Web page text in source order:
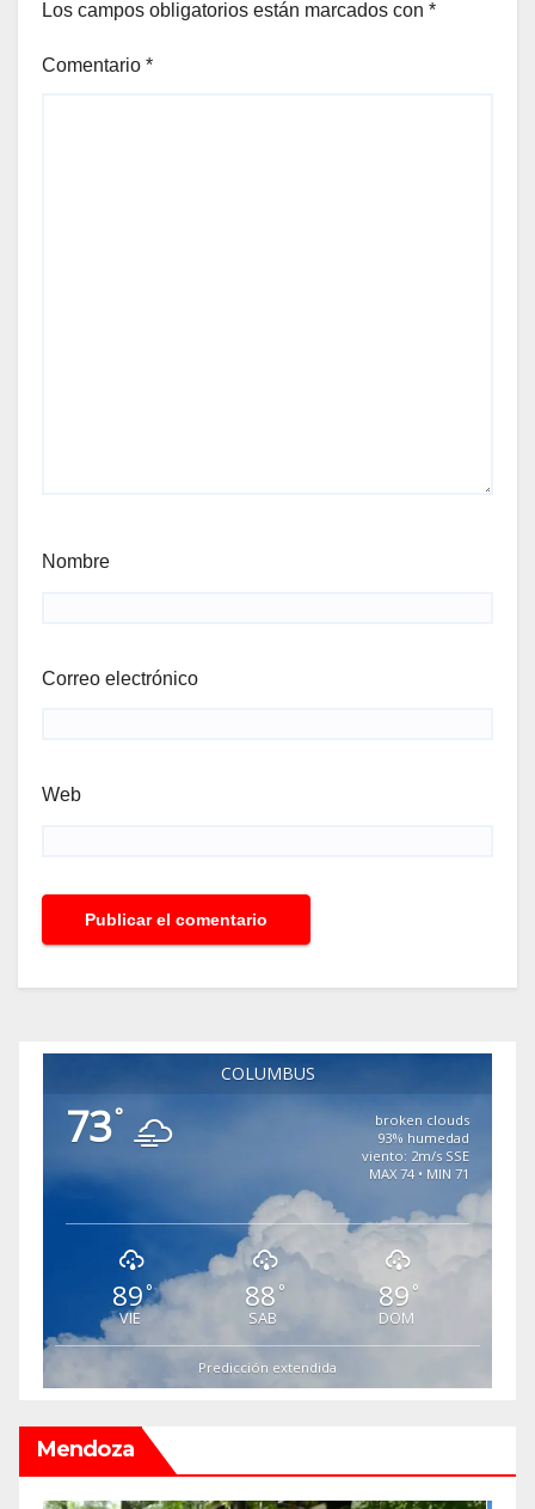
Los campos obligatorios están marcados con *
Comentario *
Nombre
Correo electrónico
Web
COLUMBUS
73°
broken clouds
93% humedad
viento: 2m/s SSE
MAX 74 • MIN 71
89 °
VIE
88 °
SAB
89 °
DOM
Predicción extendida
Mendoza